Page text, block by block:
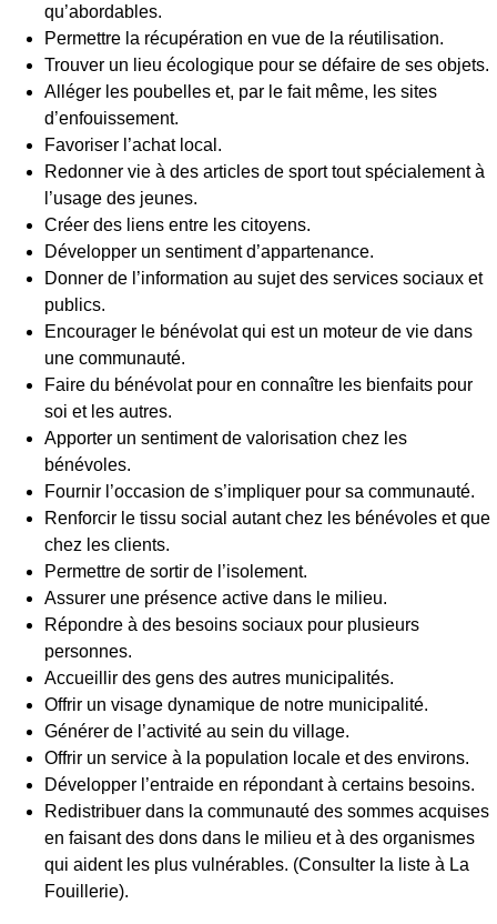
qu’abordables.
Permettre la récupération en vue de la réutilisation.
Trouver un lieu écologique pour se défaire de ses objets.
Alléger les poubelles et, par le fait même, les sites
d’enfouissement.
Favoriser l’achat local.
Redonner vie à des articles de sport tout spécialement à
l’usage des jeunes.
Créer des liens entre les citoyens.
Développer un sentiment d’appartenance.
Donner de l’information au sujet des services sociaux et
publics.
Encourager le bénévolat qui est un moteur de vie dans
une communauté.
Faire du bénévolat pour en connaître les bienfaits pour
soi et les autres.
Apporter un sentiment de valorisation chez les
bénévoles.
Fournir l’occasion de s’impliquer pour sa communauté.
Renforcir le tissu social autant chez les bénévoles et que
chez les clients.
Permettre de sortir de l’isolement.
Assurer une présence active dans le milieu.
Répondre à des besoins sociaux pour plusieurs
personnes.
Accueillir des gens des autres municipalités.
Offrir un visage dynamique de notre municipalité.
Générer de l’activité au sein du village.
Offrir un service à la population locale et des environs.
Développer l’entraide en répondant à certains besoins.
Redistribuer dans la communauté des sommes acquises
en faisant des dons dans le milieu et à des organismes
qui aident les plus vulnérables. (Consulter la liste à La
Fouillerie).